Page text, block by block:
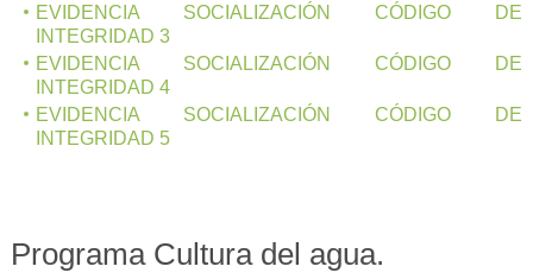
EVIDENCIA SOCIALIZACIÓN CÓDIGO DE
INTEGRIDAD 3
EVIDENCIA SOCIALIZACIÓN CÓDIGO DE
INTEGRIDAD 4
EVIDENCIA SOCIALIZACIÓN CÓDIGO DE
INTEGRIDAD 5
Programa Cultura del agua.